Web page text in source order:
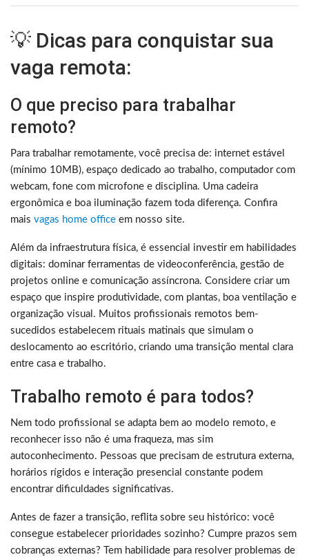
💡 Dicas para conquistar sua
vaga remota:
O que preciso para trabalhar
remoto?
Para trabalhar remotamente, você precisa de: internet estável
(mínimo 10MB), espaço dedicado ao trabalho, computador com
webcam, fone com microfone e disciplina. Uma cadeira
ergonômica e boa iluminação fazem toda diferença. Confira
mais vagas home office em nosso site.
Além da infraestrutura física, é essencial investir em habilidades
digitais: dominar ferramentas de videoconferência, gestão de
projetos online e comunicação assíncrona. Considere criar um
espaço que inspire produtividade, com plantas, boa ventilação e
organização visual. Muitos profissionais remotos bem-
sucedidos estabelecem rituais matinais que simulam o
deslocamento ao escritório, criando uma transição mental clara
entre casa e trabalho.
Trabalho remoto é para todos?
Nem todo profissional se adapta bem ao modelo remoto, e
reconhecer isso não é uma fraqueza, mas sim
autoconhecimento. Pessoas que precisam de estrutura externa,
horários rígidos e interação presencial constante podem
encontrar dificuldades significativas.
Antes de fazer a transição, reflita sobre seu histórico: você
consegue estabelecer prioridades sozinho? Cumpre prazos sem
cobranças externas? Tem habilidade para resolver problemas de